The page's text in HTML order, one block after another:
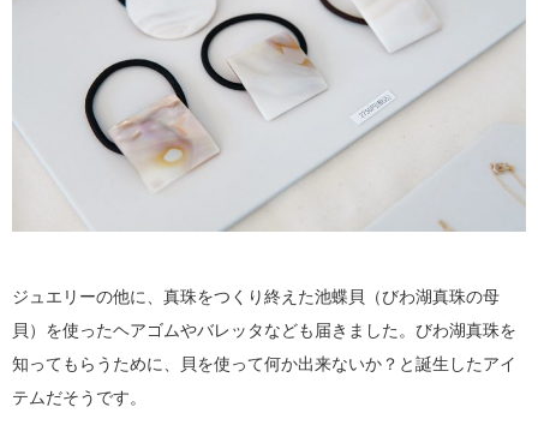
ジュエリーの他に、真珠をつくり終えた池蝶貝（びわ湖真珠の母
貝）を使ったヘアゴムやバレッタなども届きました。びわ湖真珠を
知ってもらうために、貝を使って何か出来ないか？と誕生したアイ
テムだそうです。